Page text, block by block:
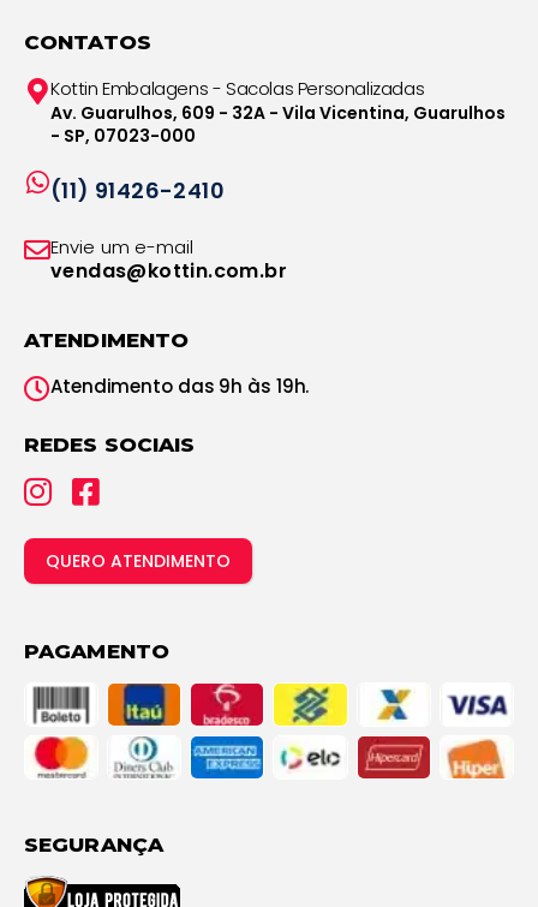
CONTATOS
Kottin Embalagens - Sacolas Personalizadas
Av. Guarulhos, 609 - 32A - Vila Vicentina, Guarulhos
- SP, 07023-000
(11) 91426-2410
Envie um e-mail
vendas@kottin.com.br
ATENDIMENTO
Atendimento das 9h às 19h.
REDES SOCIAIS
QUERO ATENDIMENTO
PAGAMENTO
SEGURANÇA